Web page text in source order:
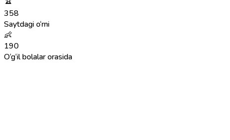
358
Saytdagi o‘rni
👶
190
O‘g‘il bolalar orasida